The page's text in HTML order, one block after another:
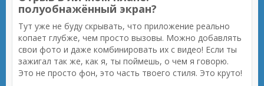
полуобнажённый экран?
Тут уже не буду скрывать, что приложение реально
копает глубже, чем просто вызовы. Можно добавлять
свои фото и даже комбинировать их с видео! Если ты
зажигал так же, как я, ты поймешь, о чем я говорю.
Это не просто фон, это часть твоего стиля. Это круто!